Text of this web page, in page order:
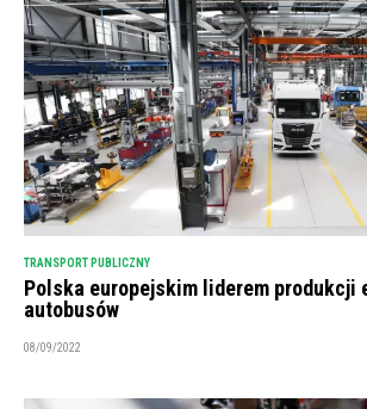
TRANSPORT PUBLICZNY
Polska europejskim liderem produkcji
autobusów
08/09/2022